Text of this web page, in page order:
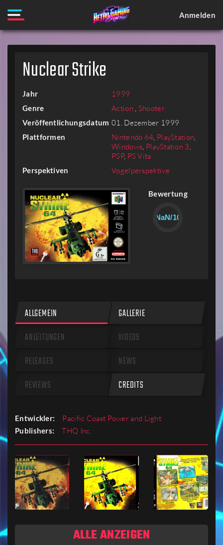
Anmelden
Nuclear Strike
Jahr 1999
Genre Action , Shooter
Veröffentlichungsdatum 01. Dezember 1999
Plattformen Nintendo 64, PlayStation,
Windows, PlayStation 3,
PSP, PS Vita
Perspektiven Vogelperspektive
Bewertung
NaN/10
ALLGEMEIN
GALLERIE
ANLEITUNGEN
VIDEOS
RELEASES
NEWS
REVIEWS
CREDITS
Entwickler: Pacific Coast Power and Light
Publishers: THQ Inc.
ALLE ANZEIGEN